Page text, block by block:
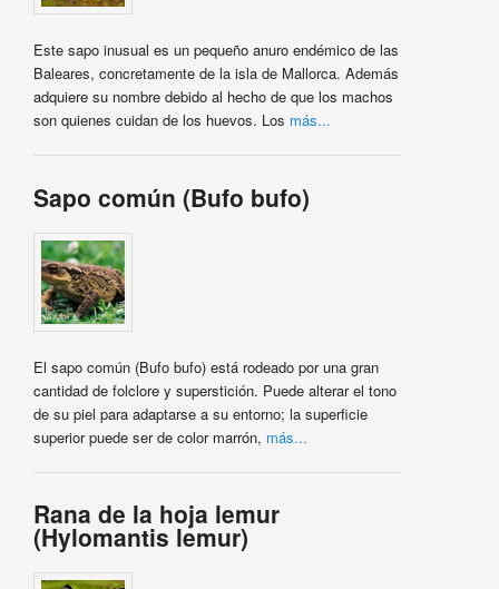
Este sapo inusual es un pequeño anuro endémico de las
Baleares, concretamente de la isla de Mallorca. Además
adquiere su nombre debido al hecho de que los machos
son quienes cuidan de los huevos. Los más...
Sapo común (Bufo bufo)
El sapo común (Bufo bufo) está rodeado por una gran
cantidad de folclore y superstición. Puede alterar el tono
de su piel para adaptarse a su entorno; la superficie
superior puede ser de color marrón, más...
Rana de la hoja lemur
(Hylomantis lemur)